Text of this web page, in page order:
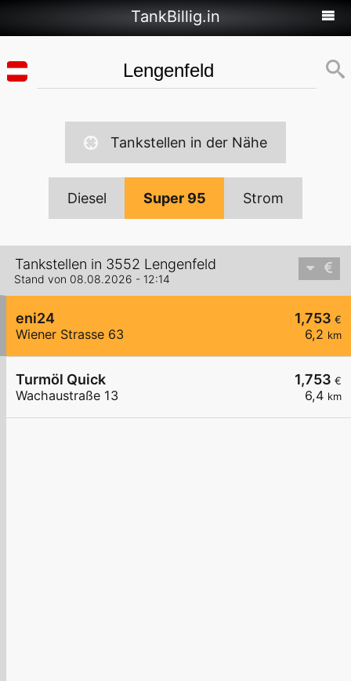
TankBillig.in
Tankstellen in der Nähe
Diesel Super 95 Strom
Tankstellen in 3552 Lengenfeld
Stand von 08.08.2026 - 12:14
1,753 €
6,2 km
eni24
Wiener Strasse 63
1,753 €
6,4 km
Turmöl Quick
Wachaustraße 13